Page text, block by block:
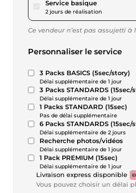
Service basiquepour 17,34
2 jours de réalisation
Ce vendeur n’est pas assujetti à
Personnaliser le service
3 Packs BASICS (5sec/story)
Délai supplémentaire de 1 jour
3 Packs STANDARDS (15sec/
Délai supplémentaire de 1 jour
1 Packs STANDARD (15sec)
Pas de délai supplémentaire
6 Packs STANDARDS (15sec/
Délai supplémentaire de 2 jours
Recherche photos/vidéos
Délai supplémentaire de 1 jour
1 Pack PREMIUM (15sec)
Délai supplémentaire de 1 jour
Livraison express disponible
Vous pouvez choisir un délai